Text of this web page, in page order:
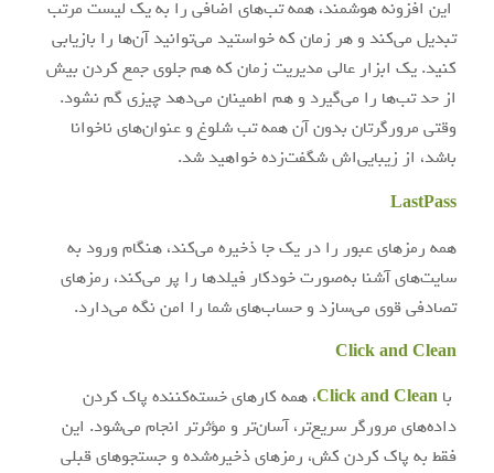
این افزونه هوشمند، همه تب‌های اضافی را به یک لیست مرتب
تبدیل می‌کند و هر زمان که خواستید می‌توانید آن‌ها را بازیابی
کنید. یک ابزار عالی مدیریت زمان که هم جلوی جمع کردن بیش
از حد تب‌ها را می‌گیرد و هم اطمینان می‌دهد چیزی گم نشود.
وقتی مرورگرتان بدون آن همه تب شلوغ و عنوان‌های ناخوانا
باشد، از زیبایی‌اش شگفت‌زده خواهید شد.
LastPass
همه رمزهای عبور را در یک جا ذخیره می‌کند، هنگام ورود به
سایت‌های آشنا به‌صورت خودکار فیلدها را پر می‌کند، رمزهای
تصادفی قوی می‌سازد و حساب‌های شما را امن نگه می‌دارد.
Click and Clean
با Click and Clean، همه کارهای خسته‌کننده پاک کردن
داده‌های مرورگر سریع‌تر، آسان‌تر و مؤثرتر انجام می‌شود. این
فقط به پاک کردن کش، رمزهای ذخیره‌شده و جستجوهای قبلی